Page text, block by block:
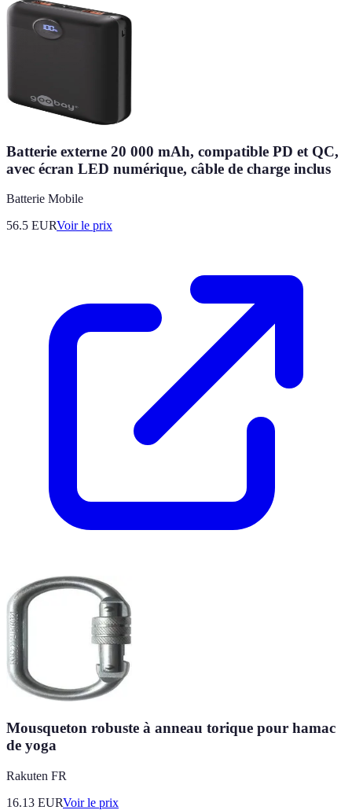
Batterie externe 20 000 mAh, compatible PD et QC,
avec écran LED numérique, câble de charge inclus
Batterie Mobile
56.5 EURVoir le prix
Mousqueton robuste à anneau torique pour hamac
de yoga
Rakuten FR
16.13 EURVoir le prix